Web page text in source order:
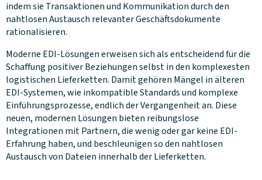
indem sie Transaktionen und Kommunikation durch den
nahtlosen Austausch relevanter Geschäftsdokumente
rationalisieren.
Moderne EDI-Lösungen erweisen sich als entscheidend für die
Schaffung positiver Beziehungen selbst in den komplexesten
logistischen Lieferketten. Damit gehören Mängel in älteren
EDI-Systemen, wie inkompatible Standards und komplexe
Einführungsprozesse, endlich der Vergangenheit an. Diese
neuen, modernen Lösungen bieten reibungslose
Integrationen mit Partnern, die wenig oder gar keine EDI-
Erfahrung haben, und beschleunigen so den nahtlosen
Austausch von Dateien innerhalb der Lieferketten.